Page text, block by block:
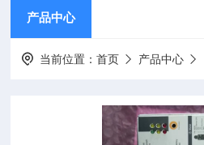
产品中心
当前位置：首页 产品中心